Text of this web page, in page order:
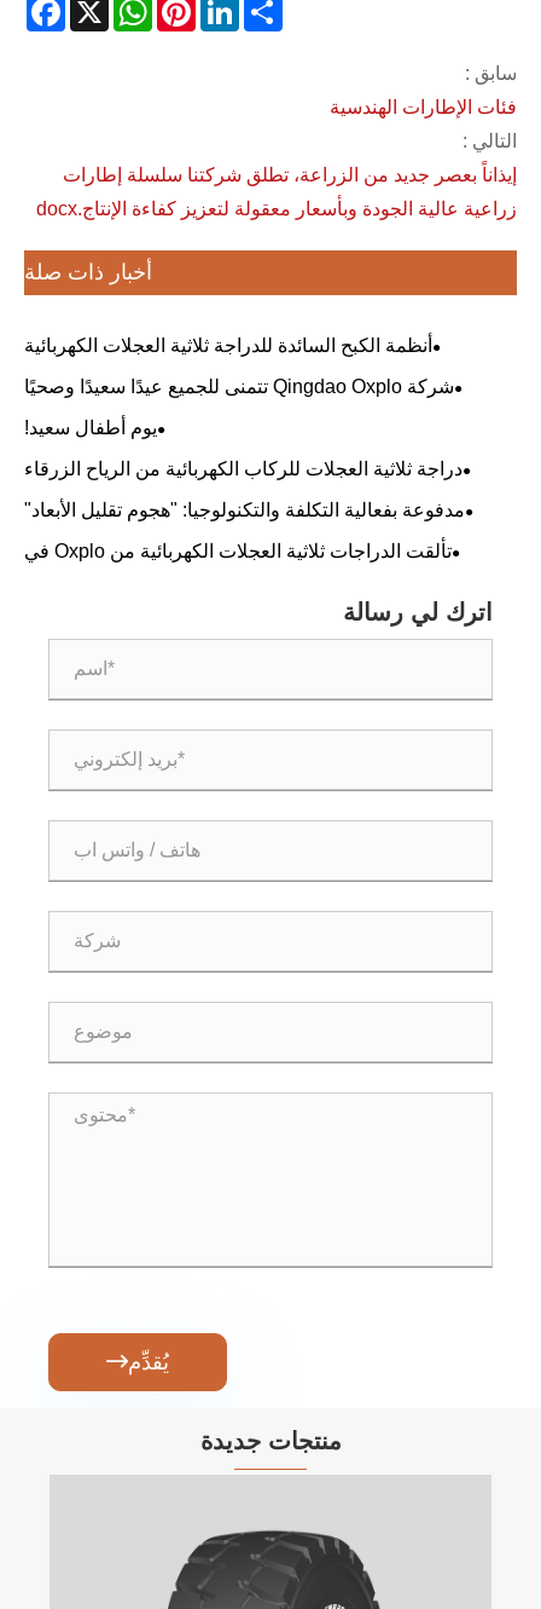
X
WhatsAppPinterestLinkedInShare
سابق :
فئات الإطارات الهندسية
التالي :
إيذاناً بعصر جديد من الزراعة، تطلق شركتنا سلسلة إطارات
زراعية عالية الجودة وبأسعار معقولة لتعزيز كفاءة الإنتاج.docx
أخبار ذات صلة
أنظمة الكبح السائدة للدراجة ثلاثية العجلات الكهربائية
شركة Qingdao Oxplo تتمنى للجميع عيدًا سعيدًا وصحيًا
لقوارب التنين!
يوم أطفال سعيد!
دراجة ثلاثية العجلات للركاب الكهربائية من الرياح الزرقاء
مدفوعة بفعالية التكلفة والتكنولوجيا: "هجوم تقليل الأبعاد"
المصنوع في الصين
تألقت الدراجات ثلاثية العجلات الكهربائية من Oxplo في
اترك لي رسالة
يُقدِّم
منتجات جديدة
ميني عجلة الحفريات e-2y إطار
عرض المزيد >>